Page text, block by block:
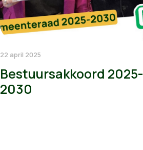
22 april 2025
Bestuursakkoord 2025-
2030